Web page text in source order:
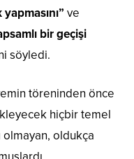
ve
bir geçişi
söyledi.
töreninden önce
hiçbir temel
olmayan, oldukça